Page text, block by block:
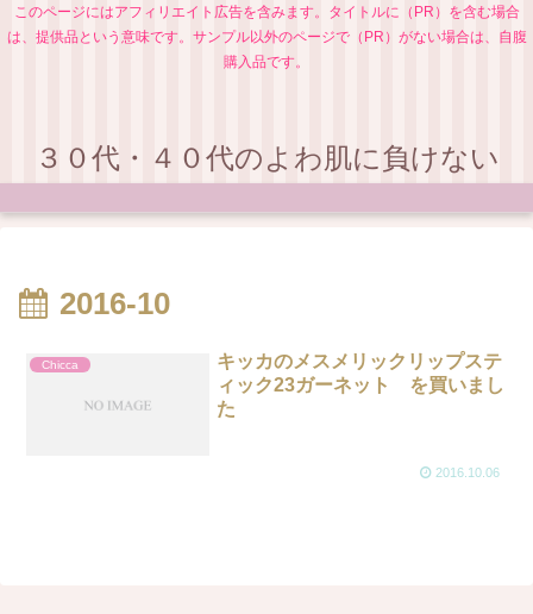
このページにはアフィリエイト広告を含みます。タイトルに（PR）を含む場合
は、提供品という意味です。サンプル以外のページで（PR）がない場合は、自腹
購入品です。
３０代・４０代のよわ肌に負けない
2016-10
Chicca
キッカのメスメリックリップステ
ィック23ガーネット を買いまし
た
2016.10.06